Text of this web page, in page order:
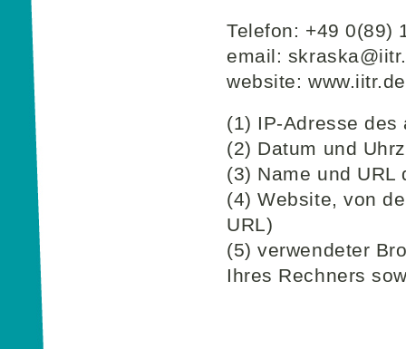
Telefon: +49 0(89)
email:
website: www.iitr.de
(1) IP-Adresse des
(2) Datum und
(3) Name und URL
(4) Website, von
URL)
(5) verwendeter
Ihres Rechners